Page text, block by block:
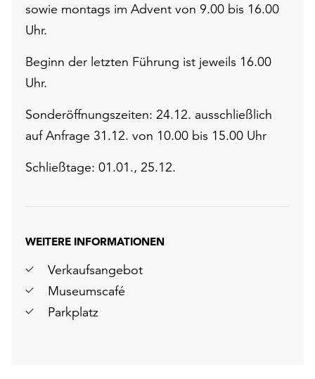
sowie montags im Advent von 9.00 bis 16.00
Uhr.
Beginn der letzten Führung ist jeweils 16.00
Uhr.
Sonderöffnungszeiten: 24.12. ausschließlich
auf Anfrage 31.12. von 10.00 bis 15.00 Uhr
Schließtage: 01.01., 25.12.
WEITERE INFORMATIONEN
Verkaufsangebot
Museumscafé
Parkplatz